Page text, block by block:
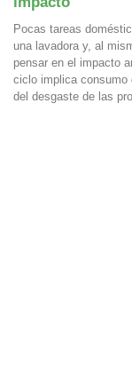
Pocas tareas
una lavadora y, al
pensar en el impacto
ciclo implica consumo
del desgaste de las